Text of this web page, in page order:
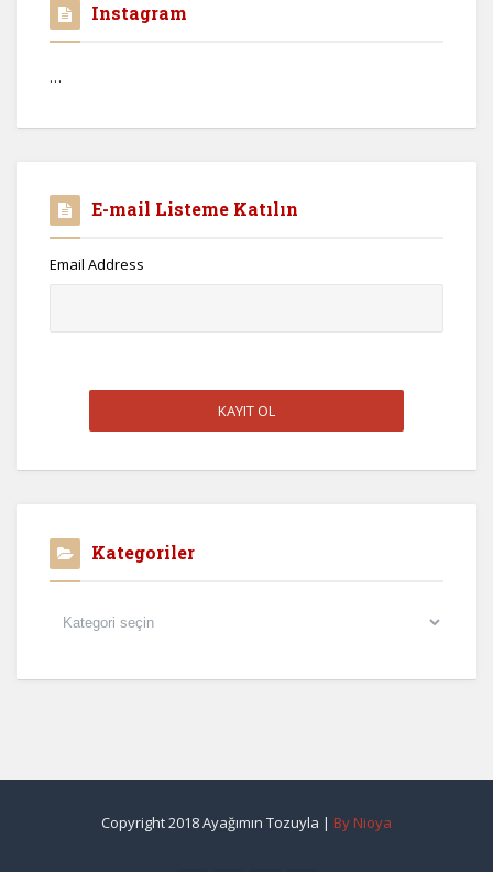
Instagram
…
E-mail Listeme Katılın
Email Address
Kategoriler
Kategoriler
Copyright 2018 Ayağımın Tozuyla | By Nioya